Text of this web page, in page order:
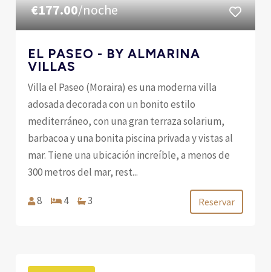
€177.00/noche
EL PASEO - BY ALMARINA
VILLAS
Villa el Paseo (Moraira) es una moderna villa
adosada decorada con un bonito estilo
mediterráneo, con una gran terraza solarium,
barbacoa y una bonita piscina privada y vistas al
mar. Tiene una ubicación increíble, a menos de
300 metros del mar, rest...
8 4 3 Reservar